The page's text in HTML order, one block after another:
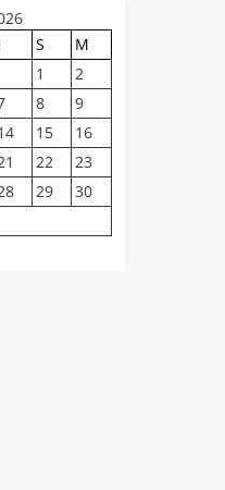
S
M
1
2
7 8
9
15
16
22
23